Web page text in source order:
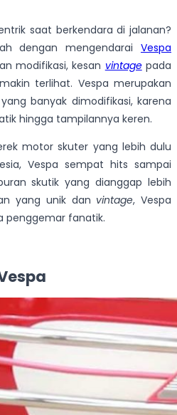
saat berkendara di jalanan?
dengan mengendarai Vespa
modifikasi, kesan vintagepada
terlihat. Vespa merupakan
banyak dimodifikasi, karena
hingga tampilannya keren.
motor skuter yang lebih dulu
Vespa sempat hits sampai
skutik yang dianggap lebih
yang unik dan vintage, Vespa
penggemar fanatik.